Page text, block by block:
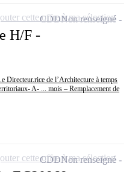
H/F -
Directeur.rice de l’Architecture à temps
A- ... mois – Remplacement de
CDDNon renseigné
cette offre à ma sélection
CDDNon renseigné
cette offre à ma sélection